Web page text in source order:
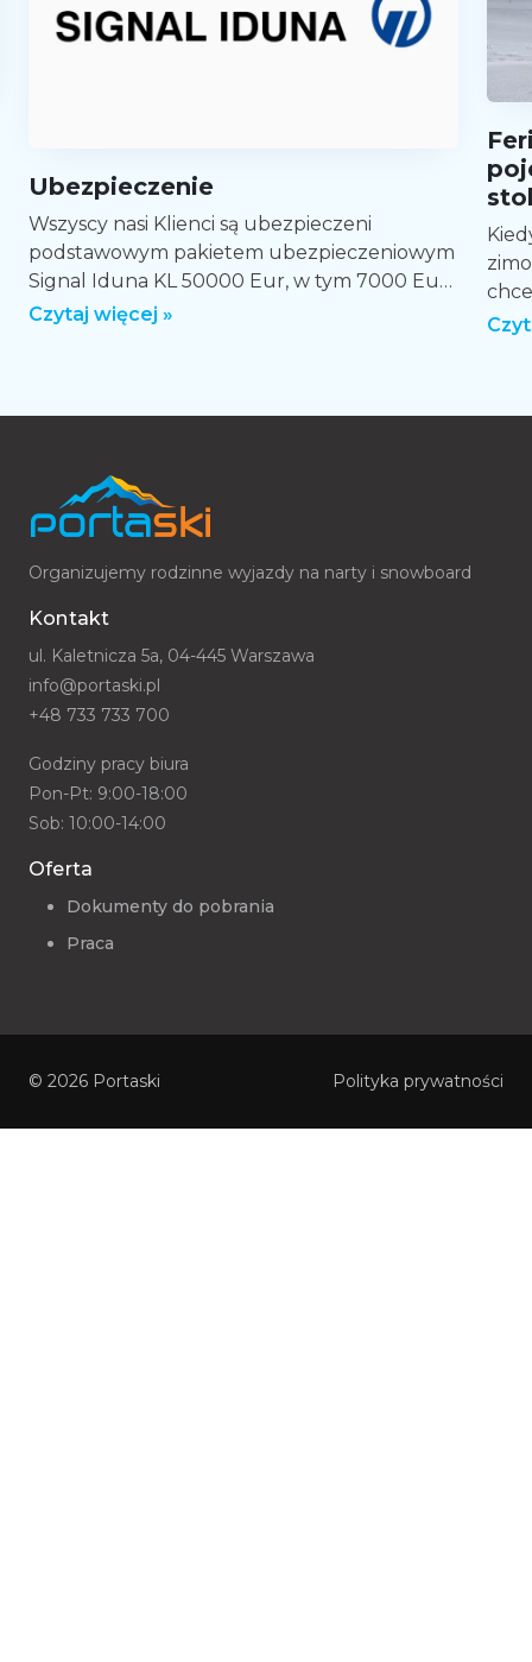
Ubezpieczenie
Wszyscy nasi Klienci są ubezpieczeni
podstawowym pakietem ubezpieczeniowym
Signal Iduna KL 50000 Eur, w tym 7000 Eur
koszty ratownictwa i NNW 15000 PLN,
Czytaj więcej »
Organizujemy rodzinne wyjazdy na narty i snowboard
Kontakt
ul. Kaletnicza 5a, 04-445 Warszawa
info@portaski.pl
+48 733 733 700
Godziny pracy biura
Pon-Pt: 9:00-18:00
Sob: 10:00-14:00
Oferta
Dokumenty do pobrania
Praca
© 2026 Portaski Polityka prywatności